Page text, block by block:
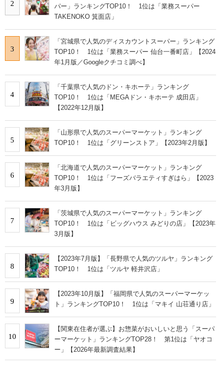
2
パー」ランキングTOP10！ 1位は「業務スーパー
TAKENOKO 箕面店」
3
「宮城県で人気のディスカウントスーパー」ランキング
TOP10！ 1位は「業務スーパー 仙台一番町店」【2024
年1月版／Googleクチコミ調べ】
4
「千葉県で人気のドン・キホーテ」ランキング
TOP10！ 1位は「MEGAドン・キホーテ 成田店」
【2022年12月版】
5
「山形県で人気のスーパーマーケット」ランキング
TOP10！ 1位は「グリーンストア」【2023年2月版】
6
「北海道で人気のスーパーマーケット」ランキング
TOP10！ 1位は「フーズバラエティすぎはら」【2023
年3月版】
7
「茨城県で人気のスーパーマーケット」ランキング
TOP10！ 1位は「ビッグハウス みどりの店」【2023年
3月版】
8
【2023年7月版】「長野県で人気のツルヤ」ランキング
TOP10！ 1位は「ツルヤ 軽井沢店」
9
【2023年10月版】「福岡県で人気のスーパーマーケッ
ト」ランキングTOP10！ 1位は「マキイ 山荘通り店」
10
【関東在住者が選ぶ】お惣菜がおいしいと思う「スーパ
ーマーケット」ランキングTOP28！ 第1位は「ヤオコ
ー」【2026年最新調査結果】